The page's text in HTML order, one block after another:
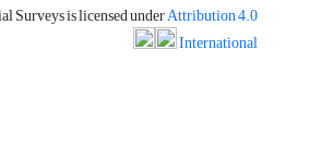
Surveys is licensed underAttribution 4.0
International